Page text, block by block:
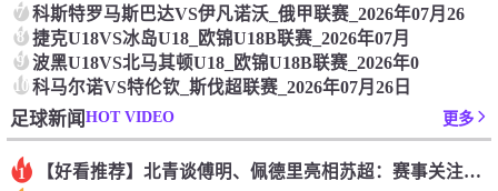
7 科斯特罗马斯巴达VS伊凡诺沃_俄甲联赛_2026年07月26
8 捷克U18VS冰岛U18_欧锦U18B联赛_2026年07月
9 波黑U18VS北马其顿U18_欧锦U18B联赛_2026年0
10科马尔诺VS特伦钦_斯伐超联赛_2026年07月26日
足球新闻HOT VIDEO 更多
1 【好看推荐】北青谈傅明、佩德里亮相苏超：赛事关注度大幅提升，